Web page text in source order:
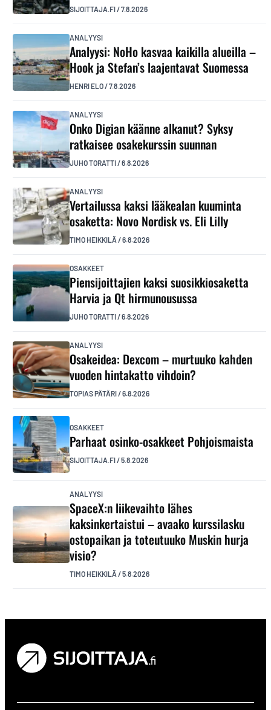
SIJOITTAJA.FI/7.8.2026
ANALYYSI
Analyysi: NoHo kasvaa kaikilla alueilla –
Hook ja Stefan’s laajentavat Suomessa
HENRI ELO/7.8.2026
ANALYYSI
Onko Digian käänne alkanut? Syksy
ratkaisee osakekurssin suunnan
JUHO TORATTI/6.8.2026
ANALYYSI
Vertailussa kaksi lääkealan kuuminta
osaketta: Novo Nordisk vs. Eli Lilly
TIMO HEIKKILÄ /6.8.2026
OSAKKEET
Piensijoittajien kaksi suosikkiosaketta
Harvia ja Qt hirmunousussa
JUHO TORATTI/6.8.2026
ANALYYSI
Osakeidea: Dexcom – murtuuko kahden
vuoden hintakatto vihdoin?
TOPIAS PÄTÄRI/6.8.2026
OSAKKEET
Parhaat osinko-osakkeet Pohjoismaista
SIJOITTAJA.FI/5.8.2026
ANALYYSI
SpaceX:n liikevaihto lähes
kaksinkertaistui – avaako kurssilasku
ostopaikan ja toteutuuko Muskin hurja
visio?
TIMO HEIKKILÄ /5.8.2026